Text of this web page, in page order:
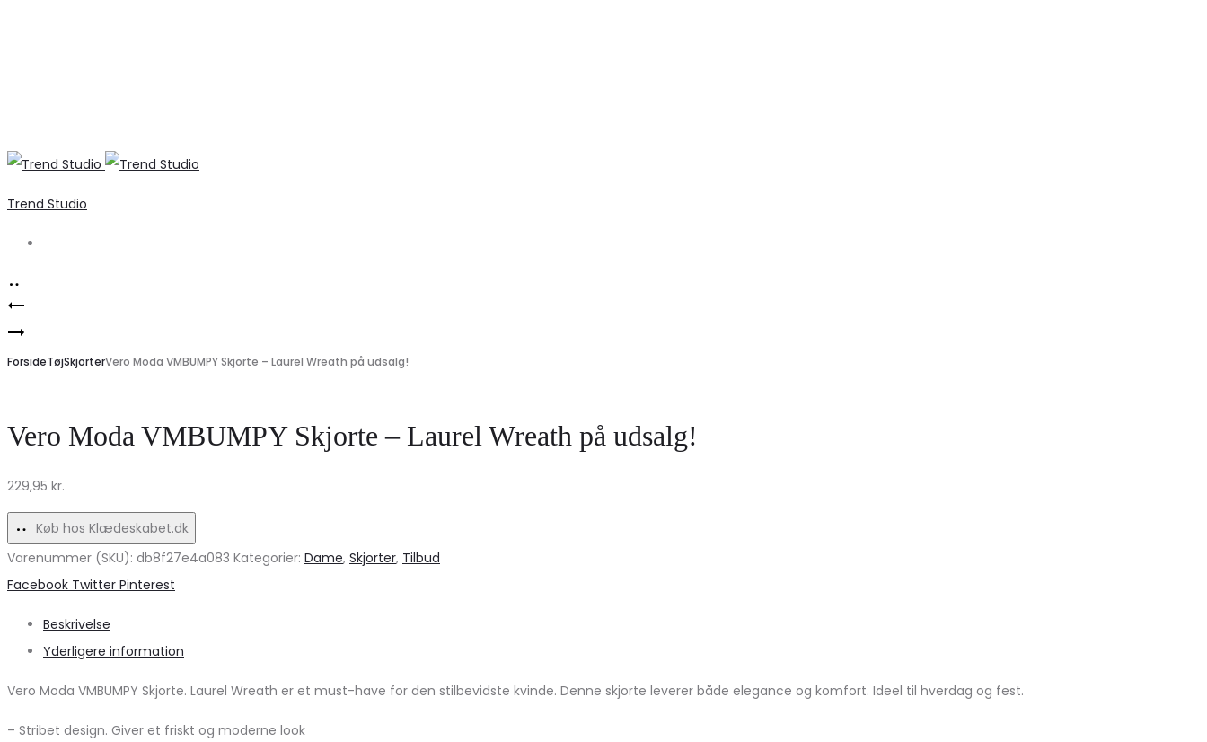
Trend Studio
Product
navigation
nederdel
Chocolate
på
udsalg!
Elegant
Beige
–
Hverdagsstil
ForsideTøjSkjorterVero Moda VMBUMPY Skjorte – Laurel Wreath på udsalg!
Vero Moda VMBUMPY Skjorte – Laurel Wreath på udsalg!
229,95 kr.
Køb hos Klædeskabet.dk
Varenummer (SKU): db8f27e4a083 Kategorier: Dame, Skjorter, Tilbud
Share
Facebook Twitter Pinterest
Beskrivelse
Yderligere information
Vero Moda VMBUMPY Skjorte. Laurel Wreath er et must-have for den stilbevidste kvinde. Denne skjorte leverer både elegance og komfort. Ideel til hverdag og fest.
– Stribet design. Giver et friskt og moderne look